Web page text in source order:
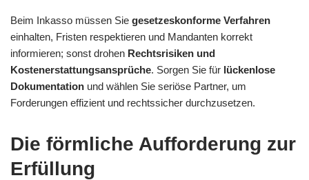
Beim Inkasso müssen Sie gesetzeskonforme Verfahren
einhalten, Fristen respektieren und Mandanten korrekt
informieren; sonst drohen Rechtsrisiken und
Kostenerstattungsansprüche. Sorgen Sie für lückenlose
Dokumentation und wählen Sie seriöse Partner, um
Forderungen effizient und rechtssicher durchzusetzen.
Die förmliche Aufforderung zur
Erfüllung